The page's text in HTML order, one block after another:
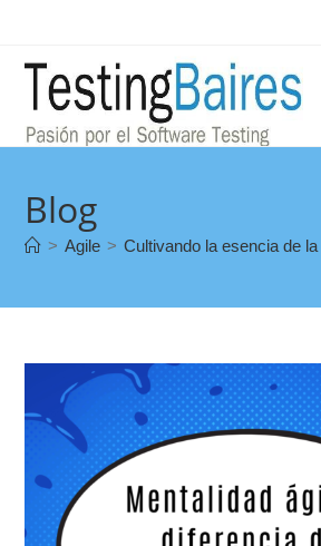
Blog
> Agile > Cultivando la esencia de